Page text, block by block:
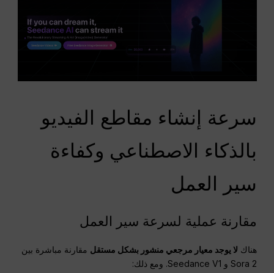
سرعة إنشاء مقاطع الفيديو
بالذكاء الاصطناعي وكفاءة
سير العمل
مقارنة عملية لسرعة سير العمل
هناك لا يوجد معيار مرجعي منشور بشكل مستقل مقارنة مباشرة بين
Sora 2 و Seedance V1. ومع ذلك: